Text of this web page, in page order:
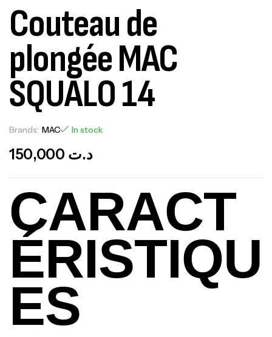
Couteau de
plongée MAC
SQUALO 14
Brands: MAC In stock
د.ت
CARACT
ÉRISTIQU
ES